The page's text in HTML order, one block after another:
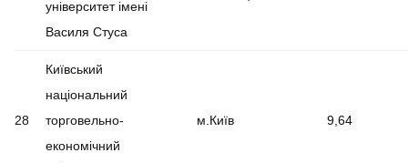
університет імені
Василя Стуса
28
Київський
національний
торговельно-
економічний
м.Київ 9,64